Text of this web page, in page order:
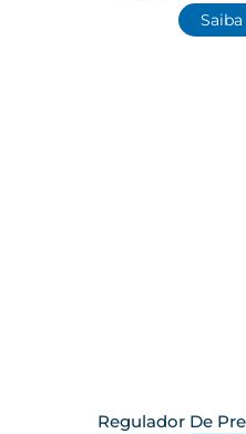
Regulador De